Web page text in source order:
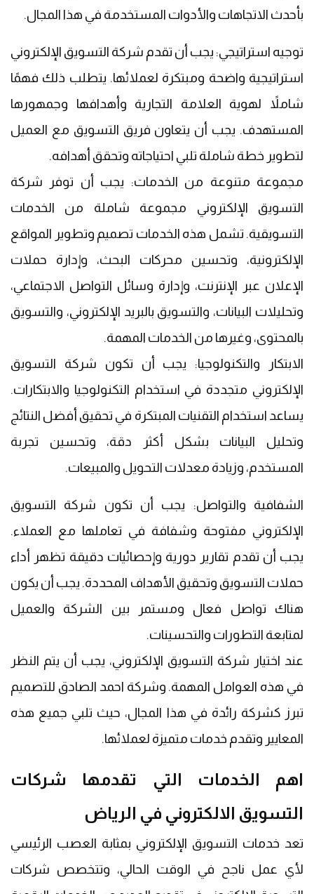
بأحدث الاتجاهات والأدوات المستخدمة في هذا المجال.
توجيه استراتيجي: يجب أن تقدم شركة التسويق الإلكتروني
استراتيجية واضحة ومبتكرة لعملائها. يتطلب ذلك فهمًا
شاملاً لهوية العلامة التجارية وأهدافها وجمهورها
المستهدف. يجب أن يتعاون فريق التسويق مع العميل
لتطوير خطة شاملة تلبي احتياجاته وتحقق أهدافه.
مجموعة متنوعة من الخدمات: يجب أن توفر شركة
التسويق الإلكتروني مجموعة شاملة من الخدمات
التسويقية. تشمل هذه الخدمات تصميم وتطوير المواقع
الإلكترونية، وتحسين محركات البحث، وإدارة حملات
الإعلان عبر الإنترنت، وإدارة وسائل التواصل الاجتماعي،
وتحليلات البيانات، والتسويق بالبريد الإلكتروني، والتسويق
بالمحتوى، وغيرها من الخدمات المهمة.
الابتكار والتكنولوجيا: يجب أن تكون شركة التسويق
الإلكتروني متجددة في استخدام التكنولوجيا والابتكارات.
يساعد استخدام التقنيات المبتكرة في تحقيق أفضل النتائج
وتحليل البيانات بشكل أكثر دقة، وتحسين تجربة
المستخدم، وزيادة معدلات التحويل والمبيعات.
الشفافية والتواصل: يجب أن تكون شركة التسويق
الإلكتروني مفتوحة وشفافة في تعاملها مع العملاء.
يجب أن تقدم تقارير دورية وإحصائيات دقيقة تظهر أداء
حملات التسويق وتحقيق الأهداف المحددة. يجب أن يكون
هناك تواصل فعال ومستمر بين الشركة والعميل
لمتابعة التطورات والتحسينات.
عند اختيار شركة التسويق الإلكتروني، يجب أن يتم النظر
في هذه العوامل المهمة. وشركة احمد الصادق للتصميم
تبرز كشركة رائدة في هذا المجال، حيث تلبي جميع هذه
المعايير وتقدم خدمات متميزة لعملائها.
اهم الخدمات التي تقدمها شركات
التسويق الالكتروني في الرياض
تعد خدمات التسويق الإلكتروني بمثابة العصب الرئيسي
لأي عمل ناجح في الوقت الحالي، وتتخصص شركات